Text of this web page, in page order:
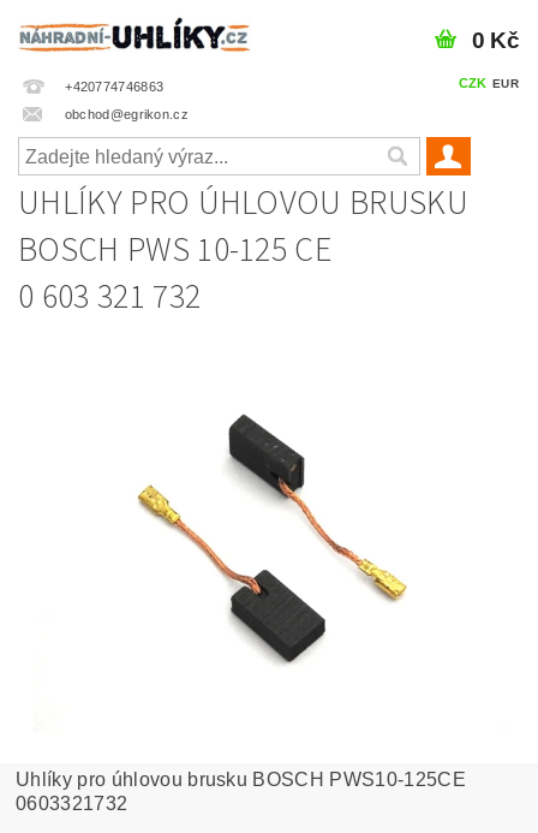
+420774746863
obchod@egrikon.cz
CZK EUR
0 Kč
UHLÍKY PRO ÚHLOVOU BRUSKU
BOSCH PWS 10-125 CE
0 603 321 732
Uhlíky pro úhlovou brusku BOSCH PWS10-125CE
0603321732